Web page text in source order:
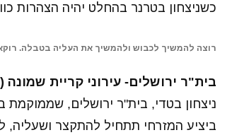
כשניצחון בטרנר בהחלט יהיה הצהרות
רוצה להמשיך לכבוש ולהמשיך את העליה בטבלה.
בית"ר ירושלים- עירוני קריית שמונה (ראשון, 13/1,
ביציע המזרחי תתחיל להתקצר